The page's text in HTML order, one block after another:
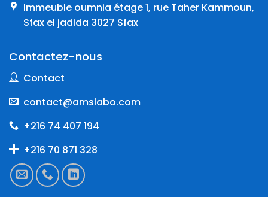
Immeuble oumnia étage 1, rue Taher Kammoun,
Sfax el jadida 3027 Sfax
Contactez-nous
Contact
contact@amslabo.com
+216 74 407 194
+216 70 871 328